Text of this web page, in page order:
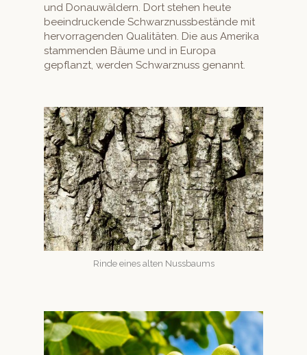
und Donauwäldern. Dort ste­hen heute
beein­druck­ende Schwarznuss­bestände mit
her­vor­ra­gen­den Qual­itäten. Die aus Ameri­ka
stam­menden Bäume und in Europa
gepflanzt, wer­den Schwarznuss genannt.
Rinde eines alten Nussbaums